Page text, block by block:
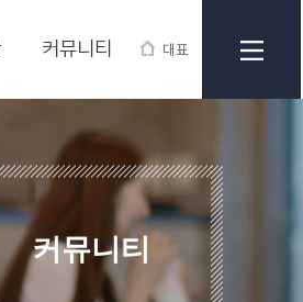
대표
커뮤니티
커뮤니티